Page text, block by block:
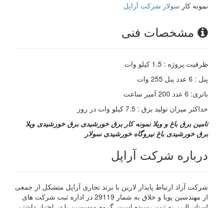
نمونه کار سولار شرکت آراپل
مشخصات فنی
ظرفیت پروژه : 1.5 کیلو وات
پنل : 6 عدد پنل 255 وات
باتری: 6 عدد 200 آمپر ساعت
حداکثر میزان تولید برق : 7.5 کیلو وات در روز
تامین برق باغ و ویلانمونه کار برق خورشیدی برق خورشیدی ویلا
برق خورشیدی باغ نیروگاه خورشیدی سولار
درباره شرکت آراپل
شرکت آراد ارتباط پایدار لارین با برند تجاری آراپل متشکل از جمعی
از مهندسین پویا و خلاق به شمار 29119 در اداره ثبت شرکت های